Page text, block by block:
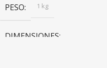
PESO 1 kg
DIMENSIONES